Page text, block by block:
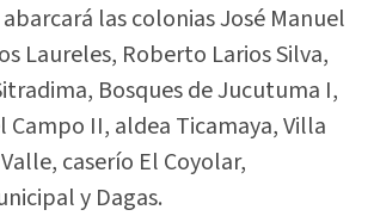
las colonias José Manuel
Laureles, Roberto Larios Silva,
Bosques de Jucutuma I,
Campo II, aldea Ticamaya, Villa
caserío El Coyolar,
y Dagas.